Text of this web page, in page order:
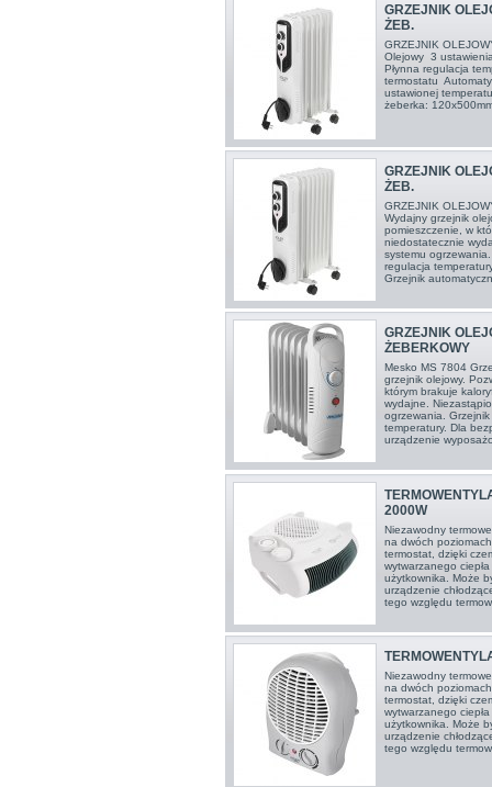
GRZEJNIK
ŻEB.
GRZEJNIK
Olejowy 3
Płynna regulacja
termostatu
ustawionej
żeberka:
GRZEJNIK
ŻEB.
GRZEJNIK
Wydajny grzejnik
pomieszczenie, w
niedostatecznie
systemu
regulacja
Grzejnik
GRZEJNIK
ŻEBERKOWY
Mesko MS 7804
grzejnik olejowy.
którym brakuje
wydajne.
ogrzewania.
temperatury. Dla
urządzenie
2000W
Niezawodny
na dwóch
termostat, dzięki
wytwarzanego
użytkownika. Może
urządzenie
tego względu
Niezawodny
na dwóch
termostat, dzięki
wytwarzanego
użytkownika. Może
urządzenie
tego względu